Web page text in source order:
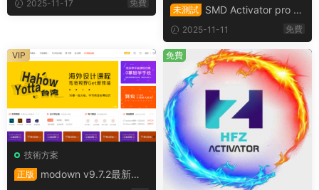
2025-11-17 免費
未測試
SMD Activator pro 繞
過icloud适用于A12+的 iPhon
e/iPad支持iOS18 無信号
2025-11-11 免費
技術方案
正版
modown v9.7.2最新原
VIP 免費